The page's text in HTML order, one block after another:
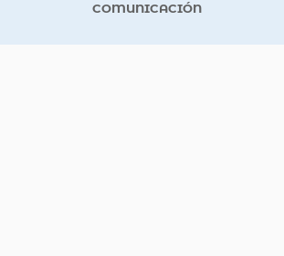
COMUNICACIÓN